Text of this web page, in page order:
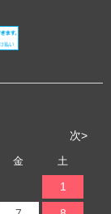
次>
金 土
1